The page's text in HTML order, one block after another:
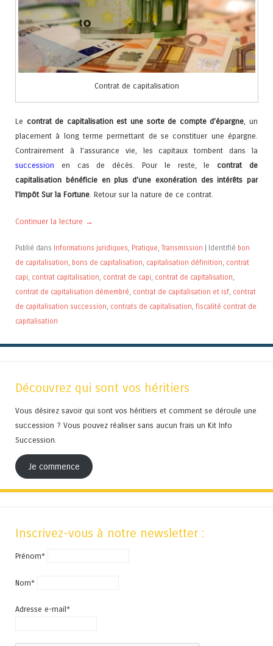
Contrat de capitalisation
Le contrat de capitalisation est une sorte de compte d’épargne, un
placement à long terme permettant de se constituer une épargne.
Contrairement à l’assurance vie, les capitaux tombent dans la
succession en cas de décès. Pour le reste, le contrat de
capitalisation bénéficie en plus d’une exonération des intérêts par
l’Impôt Sur la Fortune. Retour sur la nature de ce contrat.
Continuer la lecture →
Publié dans Informations juridiques Pratique Transmission | Identifié bon
de capitalisation bons de capitalisation capitalisation définition contrat
capi contrat capitalisation contrat de capi contrat de capitalisation
contrat de capitalisation démembré contrat de capitalisation et isf contrat
de capitalisation succession contrats de capitalisation fiscalité contrat de
capitalisation
Découvrez qui sont vos héritiers
Vous désirez savoir qui sont vos héritiers et comment se déroule une
succession ? Vous pouvez réaliser sans aucun frais un Kit Info
Succession.
Je commence
Inscrivez-vous à notre newsletter :
Prénom*
Nom*
Adresse e-mail*